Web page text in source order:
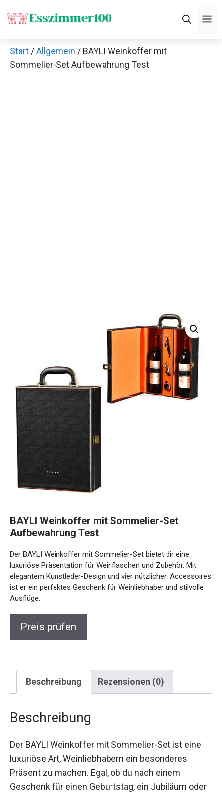
Inhalt
Start /Allgemein / BAYLI Weinkoffer mit
Sommelier-Set Aufbewahrung Test
BAYLI Weinkoffer mit Sommelier-Set
Aufbewahrung Test
Der BAYLI Weinkoffer mit Sommelier-Set bietet dir eine
luxuriöse Präsentation für Weinflaschen und Zubehör. Mit
elegantem Kunstleder-Design und vier nützlichen Accessoires
ist er ein perfektes Geschenk für Weinliebhaber und stilvolle
Ausflüge.
Preis prüfen
Beschreibung Rezensionen (0)
Beschreibung
Der BAYLI Weinkoffer mit Sommelier-Set ist eine
luxuriöse Art, Weinliebhabern ein besonderes
Präsent zu machen. Egal, ob du nach einem
Geschenk für einen Geburtstag, ein Jubiläum oder